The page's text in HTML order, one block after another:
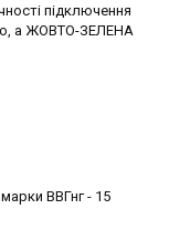
підключення
а ЖОВТО-ЗЕЛЕНА
ВВГнг - 15